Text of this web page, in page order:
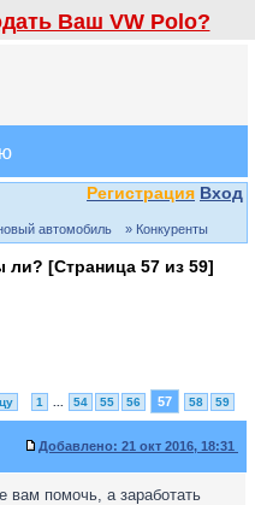
Ваш VW Polo?
Регистрация Вход
автомобиль » Конкуренты
ли? [Страница 57 из 59]
1 54 55 56 57 58 59
Добавлено: 21 окт 2016, 18:31
вам помочь, а заработать